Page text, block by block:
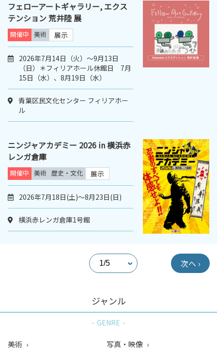
フェローアートギャラリー, エクス
テンション 荒井陸 展
開催中 美術 展示
2026年7月14日（火）〜9月13日
（日）＊フィリアホール休館日 7月
15日（水）、8月19日（水）
青葉区民文化センター フィリアホー
ル
ニンジャアカデミー 2026 in 横浜赤
レンガ倉庫
開催中 美術 歴史・文化 展示
2026年7月18日(土)～8月23日(日)
横浜赤レンガ倉庫1号館
次へ ›
ジャンル
GENRE
美術
写真・映像